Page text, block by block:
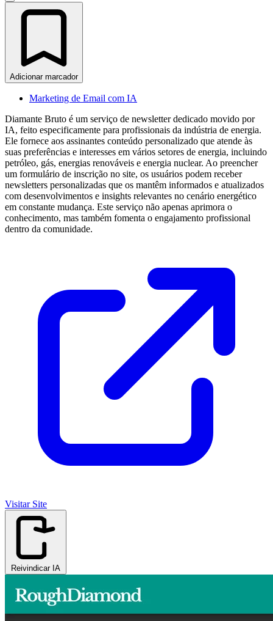
Adicionar marcador
Marketing de Email com IA
Diamante Bruto é um serviço de newsletter dedicado movido por
IA, feito especificamente para profissionais da indústria de energia.
Ele fornece aos assinantes conteúdo personalizado que atende às
suas preferências e interesses em vários setores de energia, incluindo
petróleo, gás, energias renováveis e energia nuclear. Ao preencher
um formulário de inscrição no site, os usuários podem receber
newsletters personalizadas que os mantêm informados e atualizados
com desenvolvimentos e insights relevantes no cenário energético
em constante mudança. Este serviço não apenas aprimora o
conhecimento, mas também fomenta o engajamento profissional
dentro da comunidade.
Visitar Site
Reivindicar IA